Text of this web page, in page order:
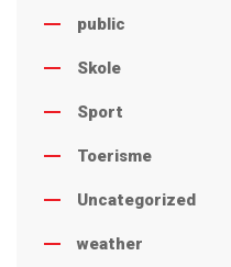
public
Skole
Sport
Toerisme
Uncategorized
weather